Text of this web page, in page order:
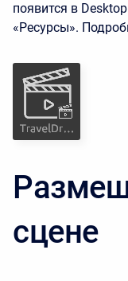
появится в
«Ресурсы».
сцене